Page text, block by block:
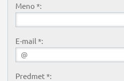
Meno *:
E-mail *:
Predmet *: